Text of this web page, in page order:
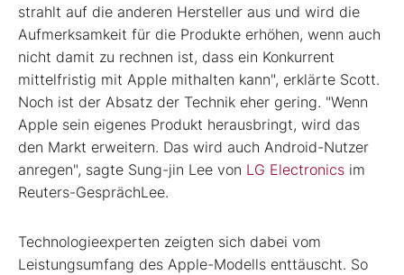
strahlt auf die anderen Hersteller aus und wird die
Aufmerksamkeit für die Produkte erhöhen, wenn auch
nicht damit zu rechnen ist, dass ein Konkurrent
mittelfristig mit Apple mithalten kann", erklärte Scott.
Noch ist der Absatz der Technik eher gering. "Wenn
Apple sein eigenes Produkt herausbringt, wird das
den Markt erweitern. Das wird auch Android-Nutzer
anregen", sagte Sung-jin Lee von LG Electronics im
Reuters-GesprächLee.
Technologieexperten zeigten sich dabei vom
Leistungsumfang des Apple-Modells enttäuscht. So